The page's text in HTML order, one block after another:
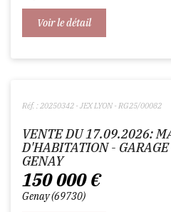
Voir le détail
VENTE DU 17.09.2026:
D'HABITATION -
GENAY
150 000 €
Genay 69730
Réf. : 20250342 - JEX LYON - RG25/00082